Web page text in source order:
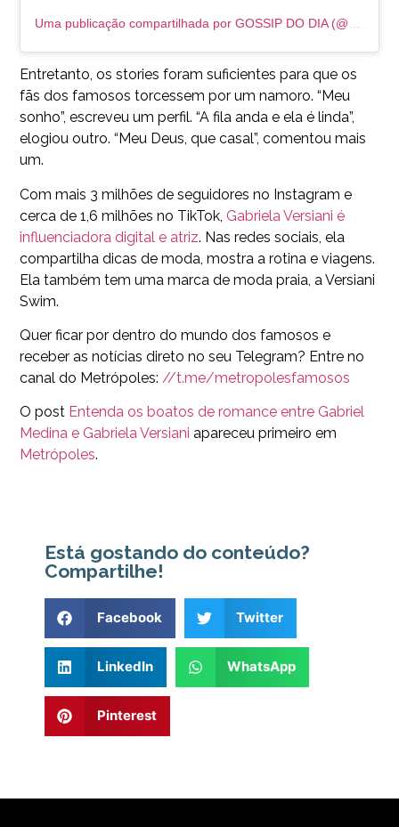
Entretanto, os stories foram suficientes para que os
fãs dos famosos torcessem por um namoro. “Meu
sonho”, escreveu um perfil. “A fila anda e ela é linda”,
elogiou outro. “Meu Deus, que casal”, comentou mais
um.
Com mais 3 milhões de seguidores no Instagram e
cerca de 1,6 milhões no TikTok, Gabriela Versiani é
influenciadora digital e atriz. Nas redes sociais, ela
compartilha dicas de moda, mostra a rotina e viagens.
Ela também tem uma marca de moda praia, a Versiani
Swim.
Quer ficar por dentro do mundo dos famosos e
receber as notícias direto no seu Telegram? Entre no
canal do Metrópoles: //t.me/metropolesfamosos
O post Entenda os boatos de romance entre Gabriel
Medina e Gabriela Versiani apareceu primeiro em
Metrópoles.
Está gostando do conteúdo?
Compartilhe!
Facebook Twitter
LinkedIn WhatsApp
Pinterest